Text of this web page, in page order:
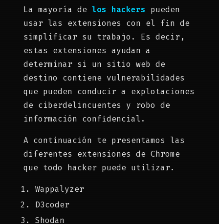
La mayoría de los hackers pueden
usar las extensiones con el fin de
simplificar su trabajo. Es decir,
estas extensiones ayudan a
determinar si un sitio web de
destino contiene vulnerabilidades
que pueden conducir a explotaciones
de ciberdelincuentes y robo de
información confidencial.
A continuación te presentamos las
diferentes extensiones de Chrome
que todo hacker puede utilizar.
Wappalyzer
D3coder
Shodan